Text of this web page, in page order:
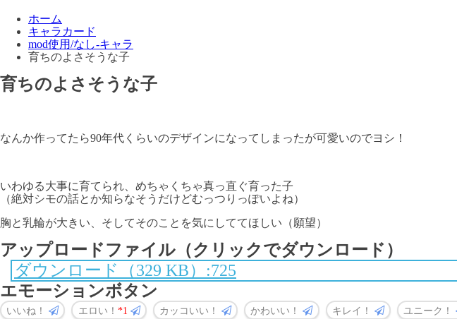
ホーム
キャラカード
mod使用/なし-キャラ
育ちのよさそうな子
育ちのよさそうな子
なんか作ってたら90年代くらいのデザインになってしまったが可愛いのでヨシ！
いわゆる大事に育てられ、めちゃくちゃ真っ直ぐ育った子
（絶対シモの話とか知らなそうだけどむっつりっぽいよね）
胸と乳輪が大きい、そしてそのことを気にしててほしい（願望）
アップロードファイル（クリックでダウンロード）
ダウンロード（329 KB）:725
エモーションボタン
いいね！ エロい！ 1 カッコいい！ かわいい！ キレイ！ ユニーク！